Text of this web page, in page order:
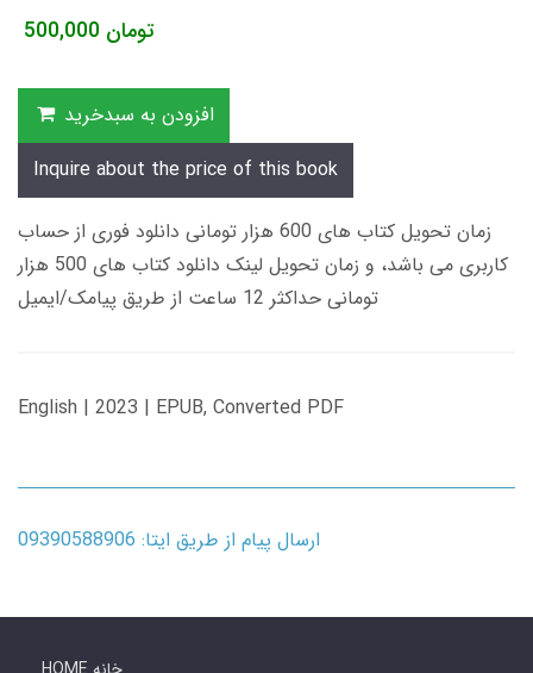
500,000 تومان
افزودن به سبدخرید
Inquire about the price of this book
زمان تحویل کتاب های 600 هزار تومانی دانلود فوری از حساب
کاربری می باشد، و زمان تحویل لینک دانلود کتاب های 500 هزار
تومانی حداکثر 12 ساعت از طریق پیامک/ایمیل
English | 2023 | EPUB, Converted PDF
ارسال پیام از طریق ایتا: 09390588906